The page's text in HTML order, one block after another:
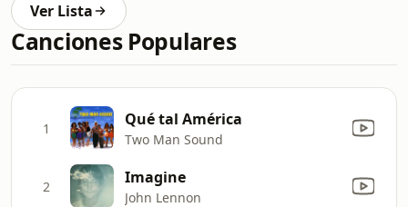
Ver Lista
Canciones Populares
1 Qué tal América
Two Man Sound
2 Imagine
John Lennon